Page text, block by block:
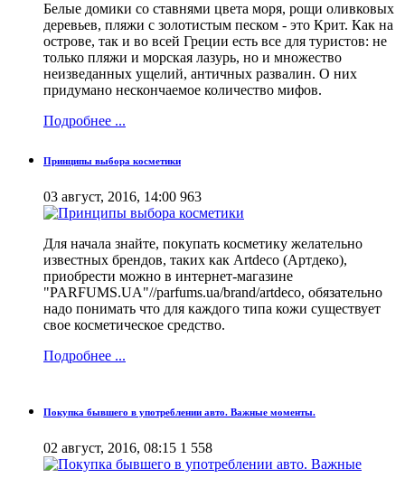
Белые домики со ставнями цвета моря, рощи оливковых
деревьев, пляжи с золотистым песком - это Крит. Как на
острове, так и во всей Греции есть все для туристов: не
только пляжи и морская лазурь, но и множество
неизведанных ущелий, античных развалин. О них
придумано нескончаемое количество мифов.
Подробнее ...
Принципы выбора косметики
03 август, 2016, 14:00 963
Для начала знайте, покупать косметику желательно
известных брендов, таких как Artdeco (Артдеко),
приобрести можно в интернет-магазине
"PARFUMS.UA"//parfums.ua/brand/artdeco, обязательно
надо понимать что для каждого типа кожи существует
свое косметическое средство.
Подробнее ...
Покупка бывшего в употреблении авто. Важные моменты.
02 август, 2016, 08:15 1 558